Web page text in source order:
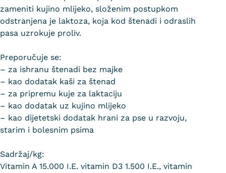
zameniti kujino mlijeko, složenim postupkom
odstranjena je laktoza, koja kod štenadi i odraslih
pasa uzrokuje proliv.
Preporučuje se:
– za ishranu štenadi bez majke
– kao dodatak kaši za štenad
– za pripremu kuje za laktaciju
– kao dodatak uz kujino mlijeko
– kao dijetetski dodatak hrani za pse u razvoju,
starim i bolesnim psima
Sadržaj/kg:
Vitamin A 15.000 I.E. vitamin D3 1.500 I.E., vitamin